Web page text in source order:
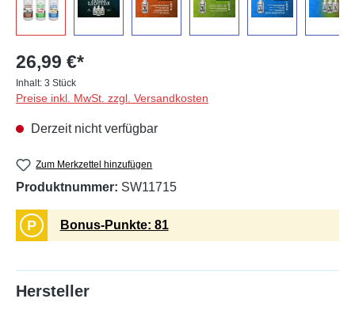
26,99 €*
Inhalt: 3 Stück
Preise inkl. MwSt. zzgl. Versandkosten
Derzeit nicht verfügbar
Zum Merkzettel hinzufügen
Produktnummer: SW11715
P Bonus-Punkte: 81
Hersteller